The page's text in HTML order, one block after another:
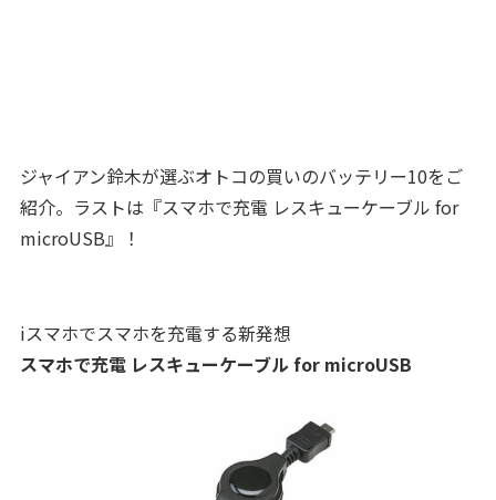
ジャイアン鈴木が選ぶオトコの買いのバッテリー10をご
紹介。ラストは『スマホで充電 レスキューケーブル for
microUSB』！
iスマホでスマホを充電する新発想
スマホで充電 レスキューケーブル for microUSB